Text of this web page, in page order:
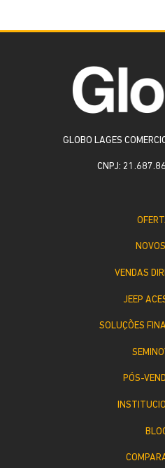
GLOBO LAGES
CNPJ:
NOVOS
VENDAS
JEEP
SOLUÇÕES
PÓS-